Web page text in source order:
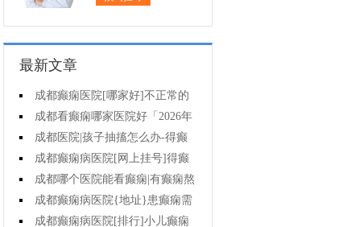
最新文章
成都癫痫医院[哪家好]不正常的
脑电图意味着什么?
成都看癫痫哪家医院好「2026年
度公布」癫痫诊断是要确定病情情
况吗?
成都医院|孩子抽搐怎么办-得癫
痫后不能治疗吗?
成都癫痫病医院[网上挂号]得癫
痫会有哪些问题?
成都哪个医院能看癫痫|有癫痫熬
夜可取吗?
成都癫痫病医院{地址}患癫痫需
住院治疗吗?
成都癫痫病医院[排行]小儿癫痫